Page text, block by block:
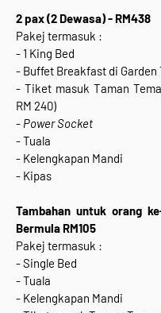
2 pax (2 Dewasa) - RM438
Pakej termasuk :
- 1 King Bed
- Buffet Breakfast di Garden
- Tiket masuk Taman
RM 240)
- Power Socket
- Tuala
- Kelengkapan Mandi
- Kipas
Tambahan untuk orang
Bermula RM105
Pakej termasuk :
- Single Bed
- Tuala
- Kelengkapan Mandi